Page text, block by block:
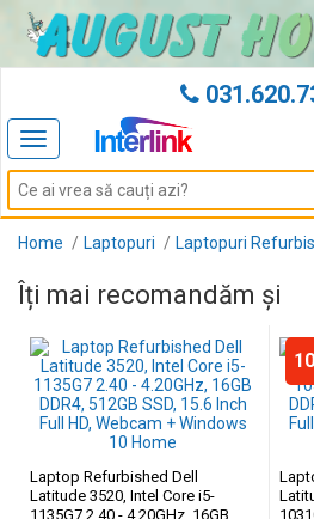
Toggle
navigation
Home Laptopuri Laptopuri
Îți mai recomandăm și
Laptop Refurbished Dell
Latitude 3520, Intel Core i5-
1135G7 2.40 - 4.20GHz, 16GB